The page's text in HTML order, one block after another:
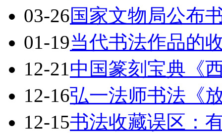
03-26国家文物局公布
01-19当代书法作品的
12-21中国篆刻宝典《
12-16弘一法师书法《
12-15书法收藏误区：